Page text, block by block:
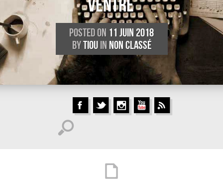
ventre
Posted on 11 juin 2018
byTiouin Non classé